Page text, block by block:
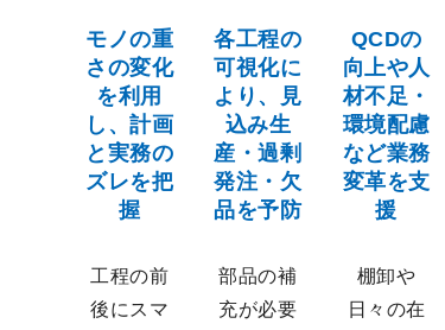
モノの重
さの変化
を利用
し、計画
と実務の
ズレを把
握
工程の前
後にスマ
各工程の
可視化に
より、見
込み生
産・過剰
発注・欠
品を予防
部品の補
充が必要
QCDの
向上や人
材不足・
環境配慮
など業務
変革を支
援
棚卸や
日々の在